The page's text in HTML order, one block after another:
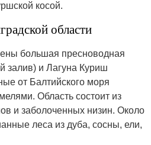
косой.
области
большая пресноводная
залив) и Лагуна Куриш
от Балтийского моря
Область состоит из
и заболоченных низин. Около
леса из дуба, сосны, ели,